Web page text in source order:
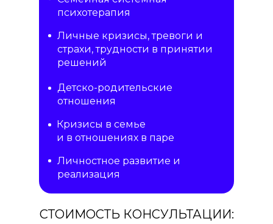
СТОИМОСТЬ КОНСУЛЬТАЦИИ:
Личностное развитие и
реализация
психотерапия
Личные кризисы, тревоги и
страхи, трудности в принятии
решений
Детско-родительские
отношения
Кризисы в семье
и в отношениях в паре